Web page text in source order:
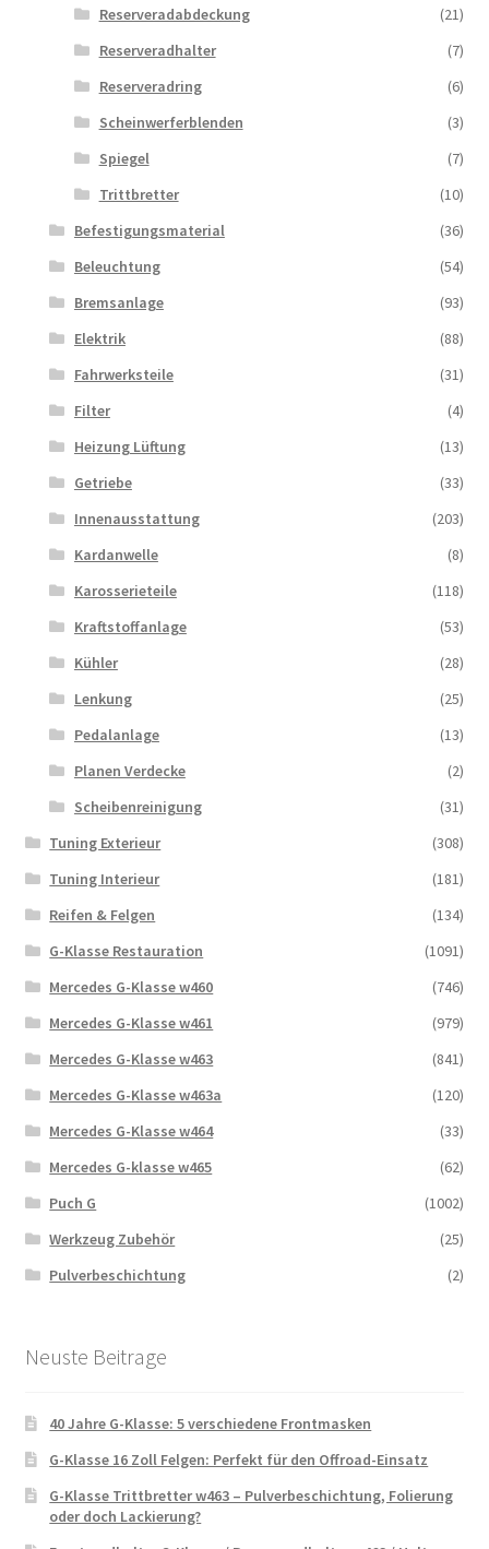
Reserveradabdeckung
(21)
Reserveradhalter
(7)
Reserveradring
(6)
Scheinwerferblenden
(3)
Spiegel
(7)
Trittbretter
(10)
Befestigungsmaterial
(36)
Beleuchtung
(54)
Bremsanlage
(93)
Elektrik
(88)
Fahrwerksteile
(31)
Filter
(4)
Heizung Lüftung
(13)
Getriebe
(33)
Innenausstattung
(203)
Kardanwelle
(8)
Karosserieteile
(118)
Kraftstoffanlage
(53)
Kühler
(28)
Lenkung
(25)
Pedalanlage
(13)
Planen Verdecke
(2)
Scheibenreinigung
(31)
Tuning Exterieur
(308)
Tuning Interieur
(181)
Reifen & Felgen
(134)
G-Klasse Restauration
(1091)
Mercedes G-Klasse w460
(746)
Mercedes G-Klasse w461
(979)
Mercedes G-Klasse w463
(841)
Mercedes G-Klasse w463a
(120)
Mercedes G-Klasse w464
(33)
Mercedes G-klasse w465
(62)
Puch G
(1002)
Werkzeug Zubehör
(25)
Pulverbeschichtung
(2)
Neuste Beitrage
40 Jahre G-Klasse: 5 verschiedene Frontmasken
G-Klasse 16 Zoll Felgen: Perfekt für den Offroad-Einsatz
G-Klasse Trittbretter w463 – Pulverbeschichtung, Folierung
oder doch Lackierung?